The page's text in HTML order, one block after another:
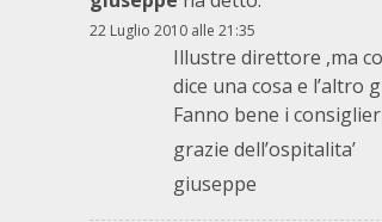
22 Luglio 2010 alle 21:35
Illustre direttore ,ma
dice una cosa e
Fanno bene i
grazie dell’ospitalita’
giuseppe